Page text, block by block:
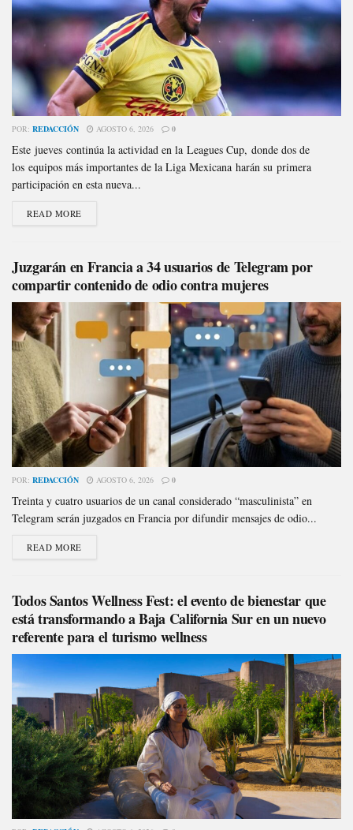
POR: REDACCIÓN AGOSTO 6, 2026 0
Este jueves continúa la actividad en la Leagues Cup, donde dos de
los equipos más importantes de la Liga Mexicana harán su primera
participación en esta nueva...
READ MORE
Juzgarán en Francia a 34 usuarios de Telegram por
compartir contenido de odio contra mujeres
POR: REDACCIÓN AGOSTO 6, 2026 0
Treinta y cuatro usuarios de un canal considerado “masculinista” en
Telegram serán juzgados en Francia por difundir mensajes de odio...
READ MORE
Todos Santos Wellness Fest: el evento de bienestar que
está transformando a Baja California Sur en un nuevo
referente para el turismo wellness